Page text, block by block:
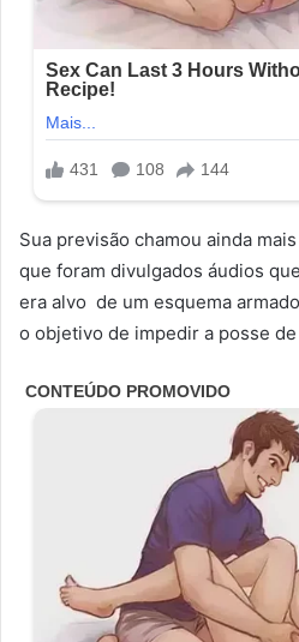
Sua previsão chamou ainda
que foram divulgados áudios
era alvo de um esquema
o objetivo de impedir a posse